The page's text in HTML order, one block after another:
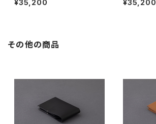
¥35,200 ¥35,200
その他の商品